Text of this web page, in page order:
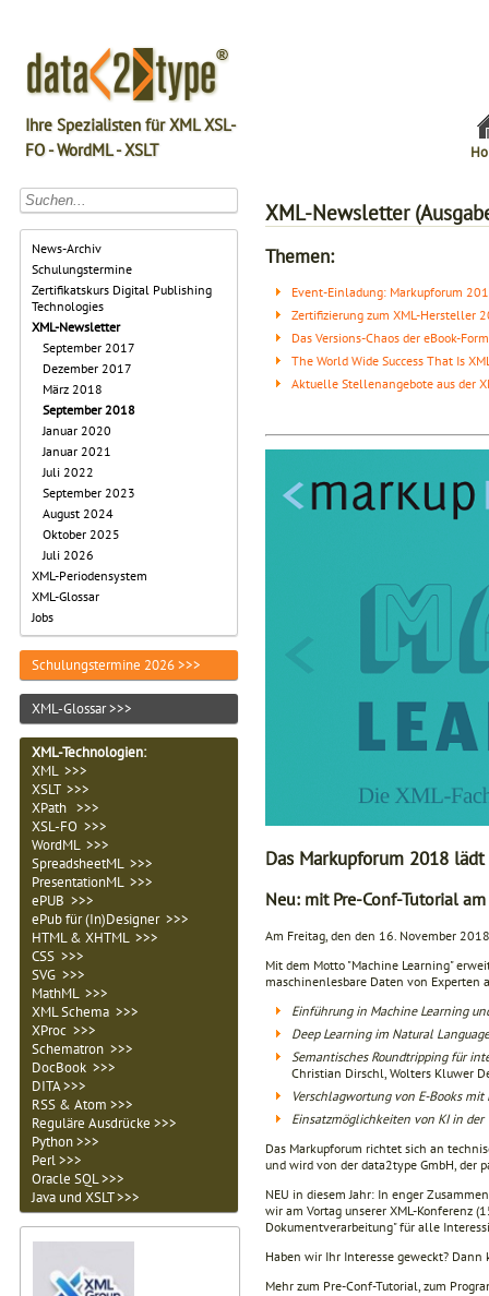
Ihre Spezialisten für XML XSL-
FO - WordML - XSLT
News-Archiv
Schulungstermine
Zertifikatskurs Digital Publishing
Technologies
XML-Newsletter
September 2017
Dezember 2017
März 2018
September 2018
Januar 2020
Januar 2021
Juli 2022
September 2023
August 2024
Oktober 2025
Juli 2026
XML-Periodensystem
XML-Glossar
Jobs
Schulungstermine 2026 >>>
XML-Glossar >>>
XML-Technologien:
XML >>>
XSLT >>>
XPath >>>
XSL-FO >>>
WordML >>>
SpreadsheetML >>>
PresentationML >>>
ePUB >>>
ePub für (In)Designer >>>
HTML & XHTML >>>
CSS >>>
SVG >>>
MathML >>>
XML Schema >>>
XProc >>>
Schematron >>>
DocBook >>>
DITA >>>
RSS & Atom >>>
Reguläre Ausdrücke >>>
Python >>>
Perl >>>
Oracle SQL >>>
Java und XSLT >>>
XML-Newsletter
Themen:
Event-Einladung: Markupforum
Zertifizierung zum XML-Hersteller
Das Versions-Chaos der eBook-
The World Wide Success That Is
Aktuelle Stellenangebote aus der
Das Markupforum 2018
Neu: mit Pre-Conf-Tutorial
Am Freitag, den den 16. November
Mit dem Motto "Machine Learning"
maschinenlesbare Daten von Experten
Einführung in Machine Learning
Deep Learning im Natural
Semantisches Roundtripping für
Christian Dirschl, Wolters Kluwer
Verschlagwortung von E-Books
Einsatzmöglichkeiten von KI in der
Das Markupforum richtet sich an
und wird von der data2type GmbH, der
NEU in diesem Jahr: In enger
wir am Vortag unserer XML-Konferenz
Dokumentverarbeitung" für alle
Haben wir Ihr Interesse geweckt?
Mehr zum Pre-Conf-Tutorial, zum